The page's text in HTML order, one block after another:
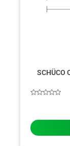
SCHÜCO